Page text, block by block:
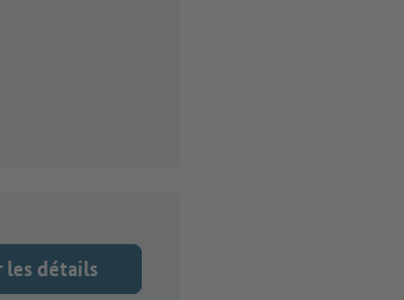
les détails